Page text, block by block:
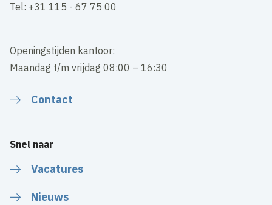
Tel: +31 115 - 67 75 00
Openingstijden kantoor:
Maandag t/m vrijdag 08:00 – 16:30
Contact
Snel naar
Vacatures
Nieuws